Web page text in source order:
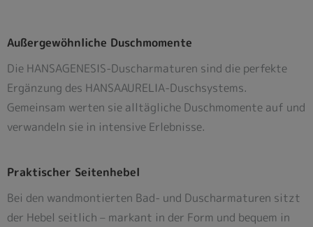
Außergewöhnliche Duschmomente
Die HANSAGENESIS-Duscharmaturen sind die perfekte
Ergänzung des HANSAAURELIA-Duschsystems.
Gemeinsam werten sie alltägliche Duschmomente auf und
verwandeln sie in intensive Erlebnisse.
Praktischer Seitenhebel
Bei den wandmontierten Bad- und Duscharmaturen sitzt
der Hebel seitlich – markant in der Form und bequem in